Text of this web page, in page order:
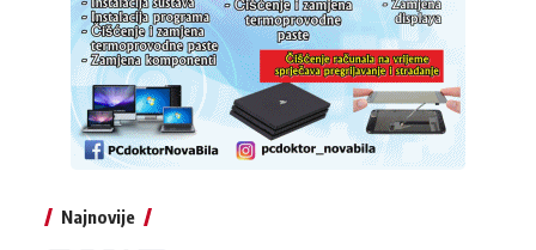
Najnovije